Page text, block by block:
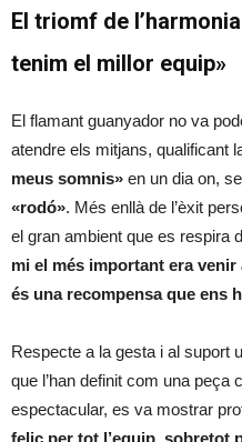
El triomf de
tenim el millor equip»
​El flamant guanyador no va
atendre els mitjans, qualificant
meus somnis» en un dia on,
«rodó». Més enllà de l’èxit
el gran ambient que es respira
mi el més important era
és una recompensa que ens
​Respecte a la gesta i al suport
que l’han definit com una peça
espectacular, es va mostrar
feliç per tot l’equip, sobretot